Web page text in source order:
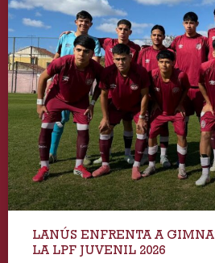
LANÚS ENFRENTA A
LA LPF JUVENIL 2026